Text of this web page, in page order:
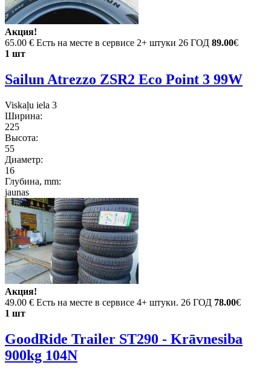
Акция!
65.00 € Есть на месте в сервисе 2+ штуки 26 ГОД 89.00€
1 шт
Sailun Atrezzo ZSR2 Eco Point 3 99W
Viskaļu iela 3
Ширина:
225
Высота:
55
Диаметр:
16
Глубина, mm:
jaunas
Акция!
49.00 € Есть на месте в сервисе 4+ штуки. 26 ГОД 78.00€
1 шт
GoodRide Trailer ST290 - Krāvnesiba
900kg 104N